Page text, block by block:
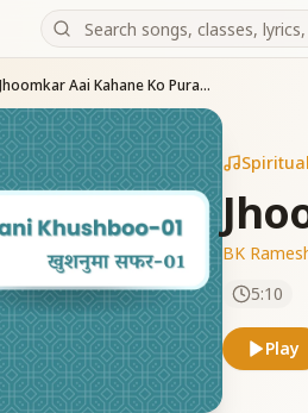
Jhoomkar Aai Kahane Ko Puravai
BK
5:10
Play